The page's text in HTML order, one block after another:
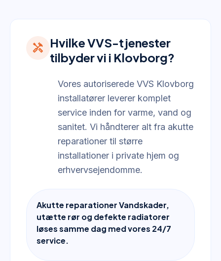
handyman Hvilke VVS-tjenester
tilbyder vi i Klovborg?
Vores autoriserede VVS Klovborg
installatører leverer komplet
service inden for varme, vand og
sanitet. Vi håndterer alt fra akutte
reparationer til større
installationer i private hjem og
erhvervsejendomme.
Akutte reparationer Vandskader,
utætte rør og defekte radiatorer
løses samme dag med vores 24/7
service.